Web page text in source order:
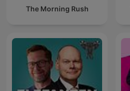
The Morning Rush